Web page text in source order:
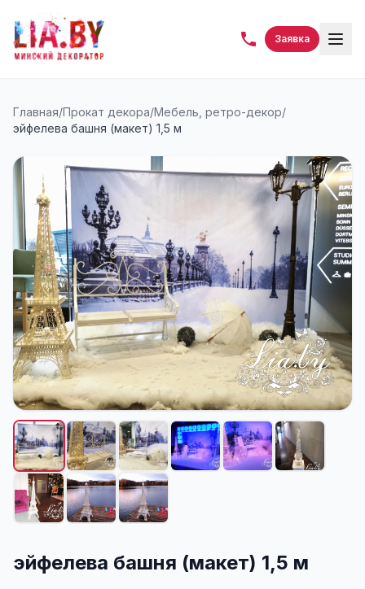
Заявка
Главная/Прокат декора/Мебель, ретро-декор/
эйфелева башня (макет) 1,5 м
эйфелева башня (макет) 1,5 м